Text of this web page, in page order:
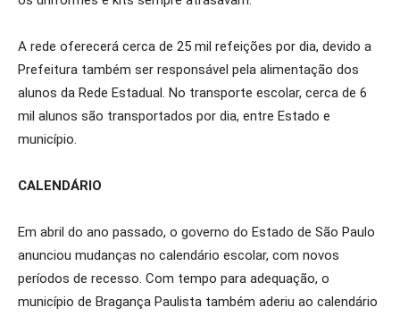
A rede oferecerá cerca de 25 mil refeições por dia, devido a
Prefeitura também ser responsável pela alimentação dos
alunos da Rede Estadual. No transporte escolar, cerca de 6
mil alunos são transportados por dia, entre Estado e
município.
CALENDÁRIO
Em abril do ano passado, o governo do Estado de São Paulo
anunciou mudanças no calendário escolar, com novos
períodos de recesso. Com tempo para adequação, o
município de Bragança Paulista também aderiu ao calendário